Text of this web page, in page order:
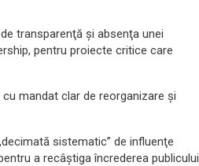
transparenţă şi absenţa unei
pentru proiecte critice care
mandat clar de reorganizare şi
sistematic” de influenţe
a recâştiga încrederea publicului